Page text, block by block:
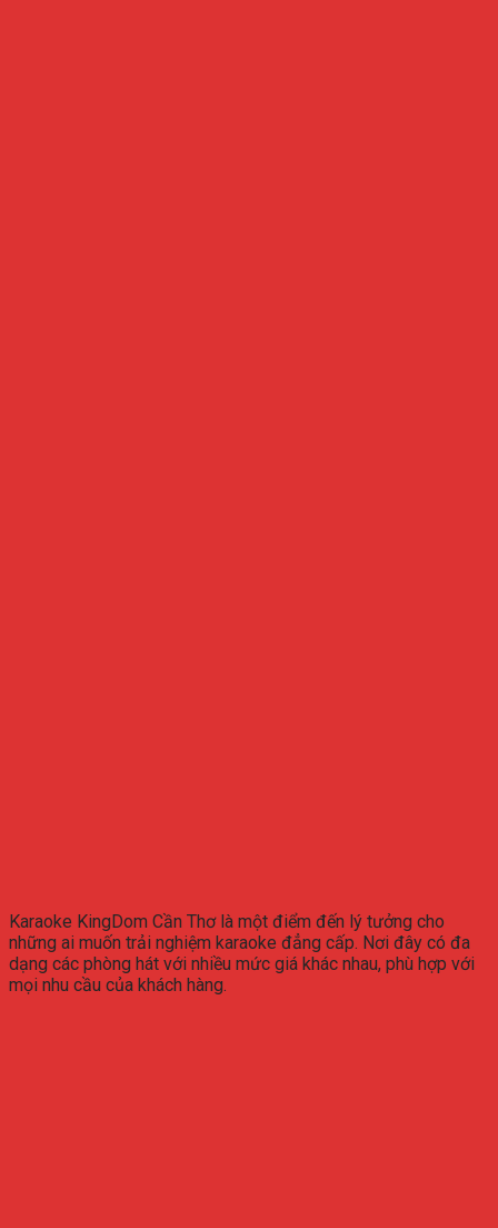
Karaoke KingDom Cần Thơ là một điểm đến lý tưởng cho
những ai muốn trải nghiệm karaoke đẳng cấp. Nơi đây có đa
dạng các phòng hát với nhiều mức giá khác nhau, phù hợp với
mọi nhu cầu của khách hàng.